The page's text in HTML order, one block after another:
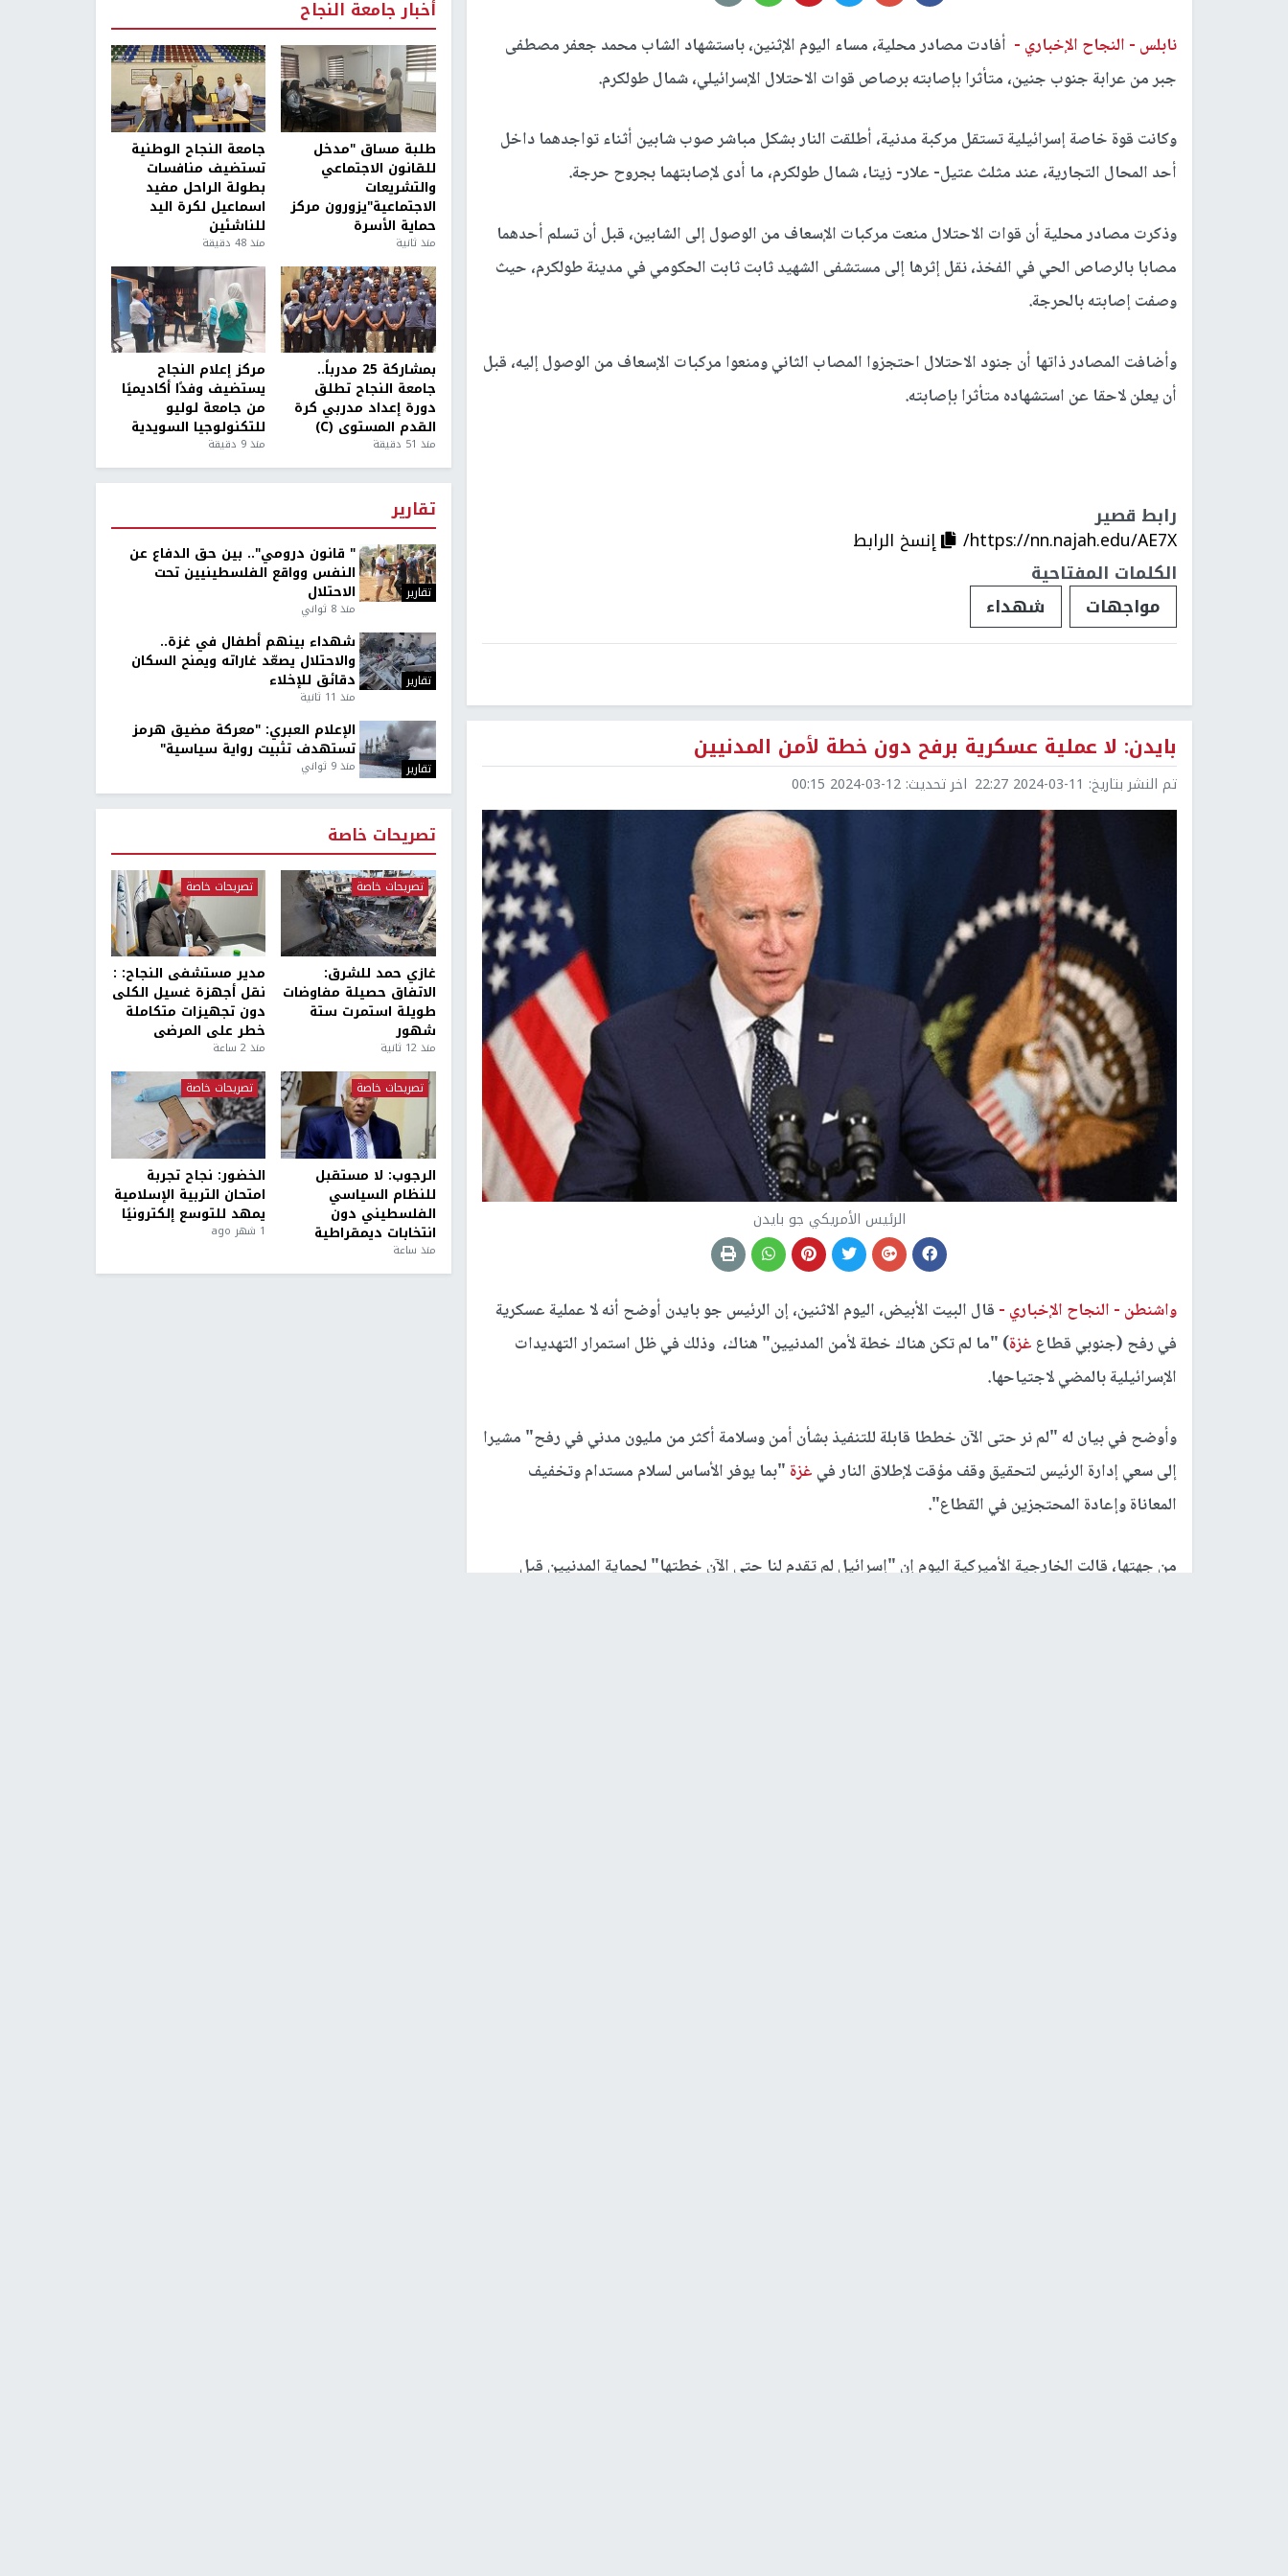
نابلس - النجاح الإخباري - أفادت مصادر محلية، مساء اليوم الإثنين، باستشهاد الشاب محمد جعفر مصطفى
جبر من عرابة جنوب جنين، متأثرا بإصابته برصاص قوات الاحتلال الإسرائيلي، شمال طولكرم.
وكانت قوة خاصة إسرائيلية تستقل مركبة مدنية، أطلقت النار بشكل مباشر صوب شابين أثناء تواجدهما داخل
أحد المحال التجارية، عند مثلث عتيل- علار- زيتا، شمال طولكرم، ما أدى لإصابتهما بجروح حرجة.
وذكرت مصادر محلية أن قوات الاحتلال منعت مركبات الإسعاف من الوصول إلى الشابين، قبل أن تسلم أحدهما
مصابا بالرصاص الحي في الفخذ، نقل إثرها إلى مستشفى الشهيد ثابت ثابت الحكومي في مدينة طولكرم، حيث
وصفت إصابته بالحرجة.
وأضافت المصادر ذاتها أن جنود الاحتلال احتجزوا المصاب الثاني ومنعوا مركبات الإسعاف من الوصول إليه، قبل
أن يعلن لاحقا عن استشهاده متأثرا بإصابته.
رابط قصير
https://nn.najah.edu/AE7X/
إنسخ الرابط
الكلمات المفتاحية
مواجهات
شهداء
بايدن: لا عملية عسكرية برفح دون خطة لأمن المدنيين
تم النشر بتاريخ: 2024-03-11 22:27 اخر تحديث: 2024-03-12 00:15
الرئيس الأمريكي جو بايدن
واشنطن - النجاح الإخباري - قال البيت الأبيض، اليوم الاثنين، إن الرئيس جو بايدن أوضح أنه لا عملية عسكرية
في رفح (جنوبي قطاع غزة) "ما لم تكن هناك خطة لأمن المدنيين" هناك، وذلك في ظل استمرار التهديدات
الإسرائيلية بالمضي لاجتياحها.
وأوضح في بيان له "لم نر حتى الآن خططا قابلة للتنفيذ بشأن أمن وسلامة أكثر من مليون مدني في رفح" مشيرا
إلى سعي إدارة الرئيس لتحقيق وقف مؤقت لإطلاق النار في غزة "بما يوفر الأساس لسلام مستدام وتخفيف
المعاناة وإعادة المحتجزين في القطاع".
من جهتها، قالت الخارجية الأميركية اليوم إن "إسرائيل لم تقدم لنا حتى الآن خطتها" لحماية المدنيين قبل
أخبار جامعة النجاح
طلبة مساق "مدخل
للقانون الاجتماعي
والتشريعات
الاجتماعية"يزورون مركز
حماية الأسرة
منذ ثانية
جامعة النجاح الوطنية
تستضيف منافسات
بطولة الراحل مفيد
اسماعيل لكرة اليد
للناشئين
منذ 48 دقيقة
بمشاركة 25 مدرباً..
جامعة النجاح تطلق
دورة إعداد مدربي كرة
القدم المستوى (C)
منذ 51 دقيقة
مركز إعلام النجاح
يستضيف وفدًا أكاديميًا
من جامعة لوليو
للتكنولوجيا السويدية
منذ 9 دقيقة
تقارير
تقارير
" قانون درومي".. بين حق الدفاع عن
النفس وواقع الفلسطينيين تحت
الاحتلال
منذ 8 ثواني
تقارير
شهداء بينهم أطفال في غزة..
والاحتلال يصعّد غاراته ويمنح السكان
دقائق للإخلاء
منذ 11 ثانية
تقارير
الإعلام العبري: "معركة مضيق هرمز
تستهدف تثبيت رواية سياسية"
منذ 9 ثواني
تصريحات خاصة
تصريحات خاصة
غازي حمد للشرق:
الاتفاق حصيلة مفاوضات
طويلة استمرت ستة
شهور
منذ 12 ثانية
تصريحات خاصة
مدير مستشفى النجاح: :
نقل أجهزة غسيل الكلى
دون تجهيزات متكاملة
خطر على المرضى
منذ 2 ساعة
تصريحات خاصة
الرجوب: لا مستقبل
للنظام السياسي
الفلسطيني دون
انتخابات ديمقراطية
منذ ساعة
تصريحات خاصة
الخضور: نجاح تجربة
امتحان التربية الإسلامية
يمهد للتوسع إلكترونيًا
1 شهر ago